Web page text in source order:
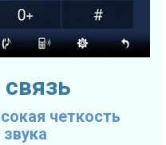
четкость